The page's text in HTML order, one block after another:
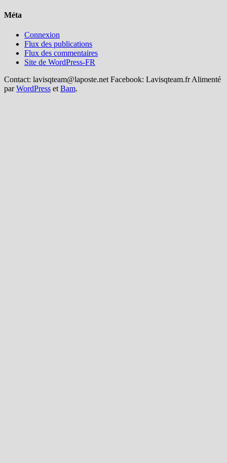
Méta
Connexion
Flux des publications
Flux des commentaires
Site de WordPress-FR
Contact: lavisqteam@laposte.net Facebook: Lavisqteam.fr Alimenté
parWordPress et Bam.